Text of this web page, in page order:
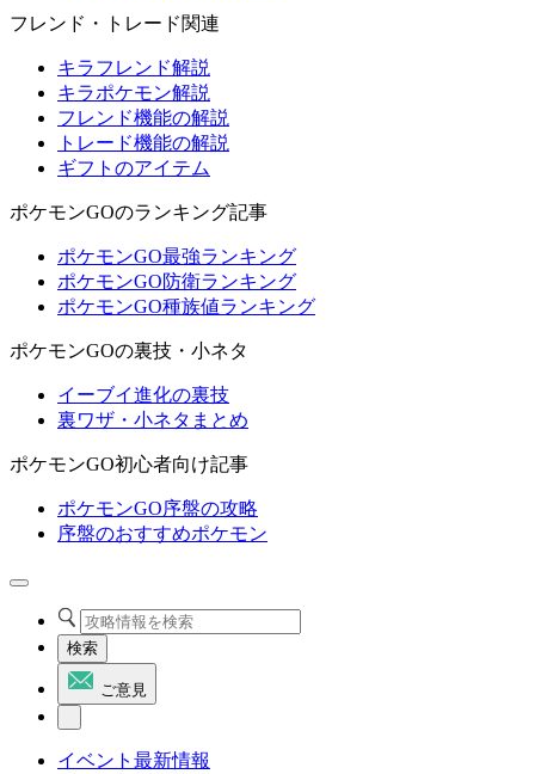
フレンド・トレード関連
キラフレンド解説
キラポケモン解説
フレンド機能の解説
トレード機能の解説
ギフトのアイテム
ポケモンGOのランキング記事
ポケモンGO最強ランキング
ポケモンGO防衛ランキング
ポケモンGO種族値ランキング
ポケモンGOの裏技・小ネタ
イーブイ進化の裏技
裏ワザ・小ネタまとめ
ポケモンGO初心者向け記事
ポケモンGO序盤の攻略
序盤のおすすめポケモン
検索
ご意見
イベント最新情報